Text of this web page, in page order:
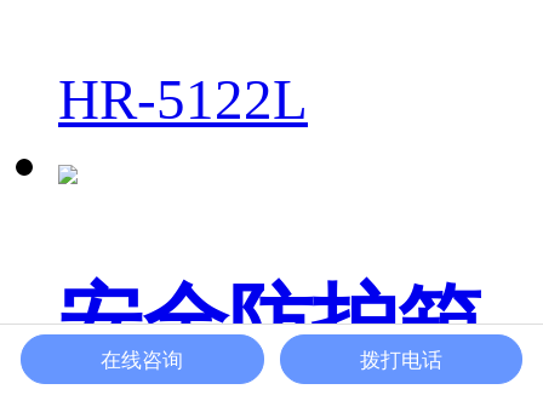
HR-5122L
安全防护箱
在线咨询 拨打电话